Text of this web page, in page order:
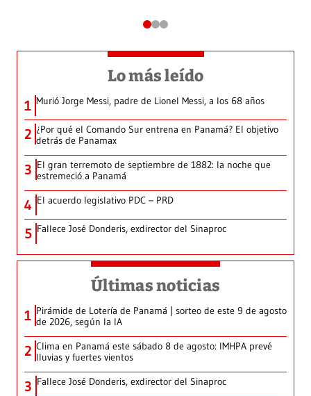
Lo más leído
1 Murió Jorge Messi, padre de Lionel Messi, a los 68 años
2 ¿Por qué el Comando Sur entrena en Panamá? El objetivo
detrás de Panamax
3 El gran terremoto de septiembre de 1882: la noche que
estremeció a Panamá
4 El acuerdo legislativo PDC – PRD
5 Fallece José Donderis, exdirector del Sinaproc
Últimas noticias
1 Pirámide de Lotería de Panamá | sorteo de este 9 de agosto
de 2026, según la IA
2 Clima en Panamá este sábado 8 de agosto: IMHPA prevé
lluvias y fuertes vientos
3 Fallece José Donderis, exdirector del Sinaproc